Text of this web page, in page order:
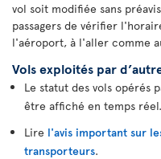
vol soit modifiée sans
passagers de vérifier
l'aéroport, à l'aller comme
Vols exploités par
Le statut des vols opérés
être affiché en temps réel.
Lire l'avis important sur
transporteurs.